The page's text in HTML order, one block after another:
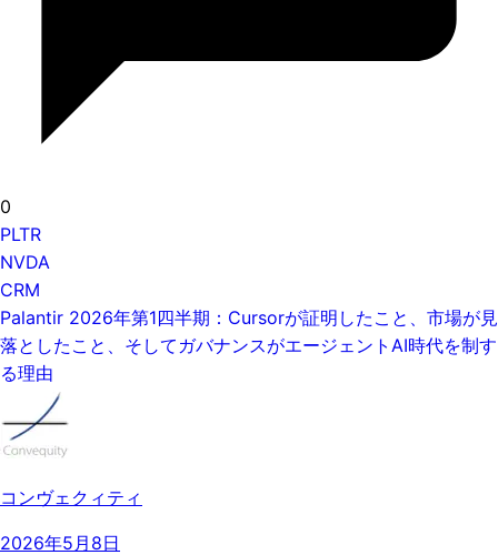
0
PLTR
NVDA
CRM
Palantir 2026年第1四半期：Cursorが証明したこと、市場が見
落としたこと、そしてガバナンスがエージェントAI時代を制す
る理由
コンヴェクィティ
2026年5月8日